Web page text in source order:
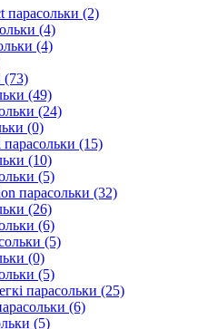
парасольки (2)
(4)
(4)
(73)
(49)
(24)
(0)
(15)
(10)
(5)
парасольки (32)
(26)
(6)
(5)
(0)
(5)
парасольки (25)
(6)
(5)